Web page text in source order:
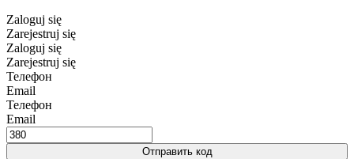
Zaloguj się
Zarejestruj się
Zaloguj się
Zarejestruj się
Телефон
Email
Телефон
Email
Отправить код